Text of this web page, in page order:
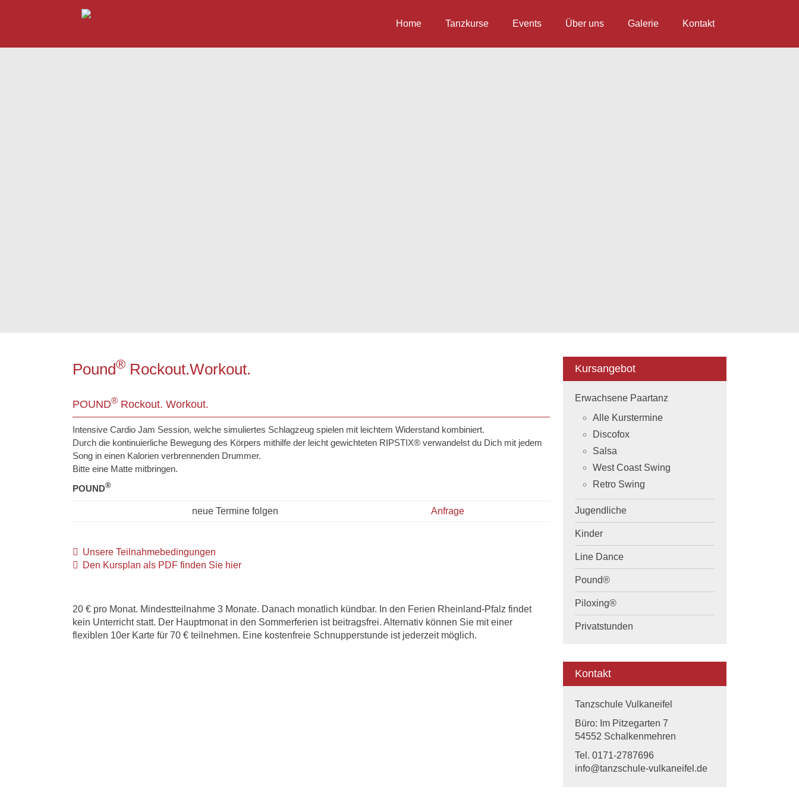
Home Tanzkurse Events Über uns Galerie Kontakt
Pound® Rockout.Workout.
POUND® Rockout. Workout.
Intensive Cardio Jam Session, welche simuliertes Schlagzeug spielen mit leichtem Widerstand kombiniert.
Durch die kontinuierliche Bewegung des Körpers mithilfe der leicht gewichteten RIPSTIX® verwandelst du Dich mit jedem
Song in einen Kalorien verbrennenden Drummer.
Bitte eine Matte mitbringen.
POUND®
neue Termine folgen Anfrage
Unsere Teilnahmebedingungen
Den Kursplan als PDF finden Sie hier
20 € pro Monat. Mindestteilnahme 3 Monate. Danach monatlich kündbar. In den Ferien Rheinland-Pfalz findet
kein Unterricht statt. Der Hauptmonat in den Sommerferien ist beitragsfrei. Alternativ können Sie mit einer
flexiblen 10er Karte für 70 € teilnehmen. Eine kostenfreie Schnupperstunde ist jederzeit möglich.
Kursangebot
Erwachsene Paartanz
Alle Kurstermine
Discofox
Salsa
West Coast Swing
Retro Swing
Jugendliche
Kinder
Line Dance
Pound®
Piloxing®
Privatstunden
Kontakt
Tanzschule Vulkaneifel
Büro: Im Pitzegarten 7
54552 Schalkenmehren
Tel. 0171-2787696
info@tanzschule-vulkaneifel.de